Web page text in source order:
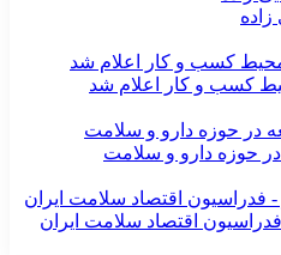
کسب و کار اعلام شد
در حوزه دارو و سلامت
اقتصاد سلامت ایران